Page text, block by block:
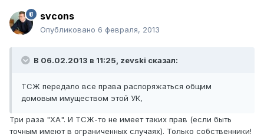
svcons
Опубликовано 6 февраля, 2013
В 06.02.2013 в 11:25, zevski сказал:
ТСЖ передало все права распоряжаться общим
домовым имуществом этой УК,
Три раза "ХА". И ТСЖ-то не имеет таких прав (если быть
точным имеют в ограниченных случаях). Только собственники!